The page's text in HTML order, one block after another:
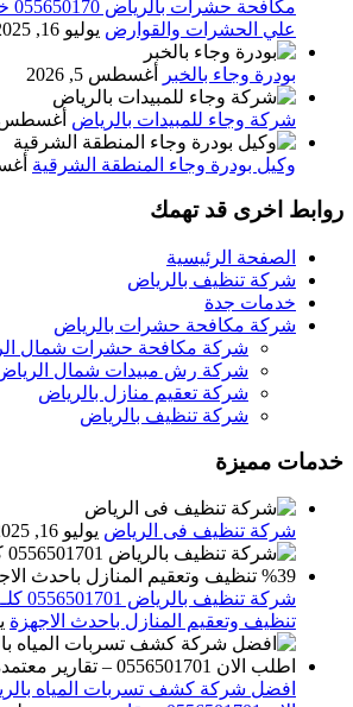
علي الحشرات والقوارض يوليو 16, 2025
بودرة وجاء بالخبر أغسطس 5, 2026
شركة وجاء للمبيدات بالرياض أغسطس 1,
وكيل بودرة وجاء المنطقة الشرقية
روابط اخرى قد تهمك
الصفحة الرئيسية
شركة تنظيف بالرياض
خدمات جدة
شركة مكافحة حشرات بالرياض
شركة مكافحة حشرات شمال
شركة رش مبيدات شمال
شركة تعقيم منازل بالرياض
شركة تنظيف بالرياض
خدمات مميزة
شركة تنظيف فى الرياض يوليو 16, 2025
تنظيف وتعقيم المنازل باحدث الاجهزة